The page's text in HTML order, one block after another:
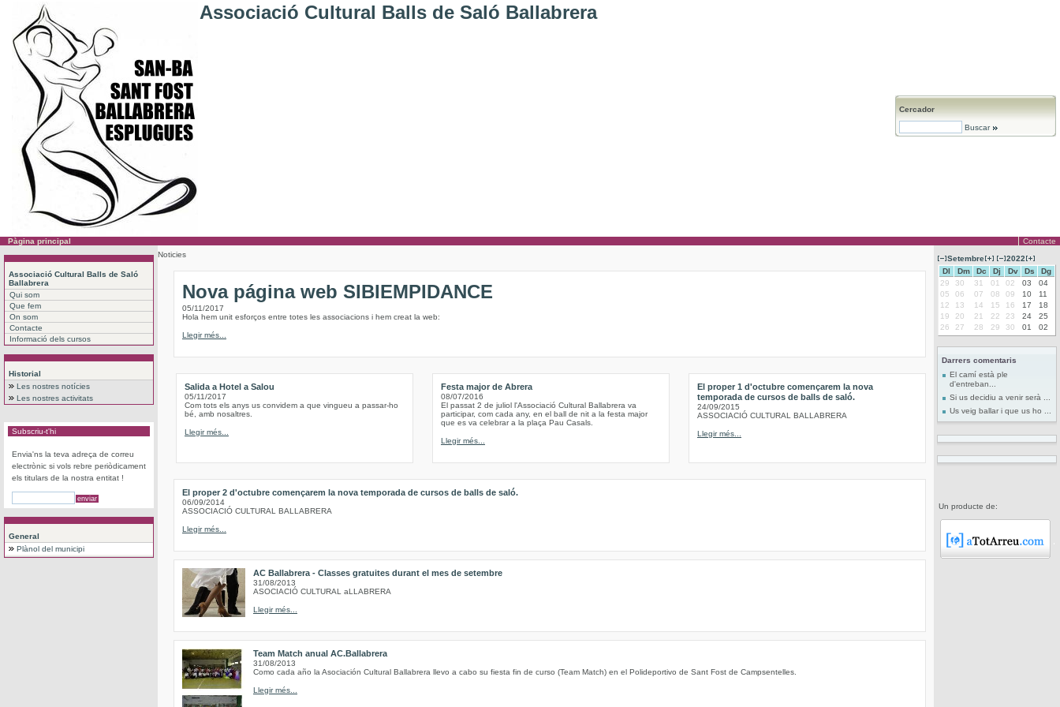
Associació Cultural Balls de Saló Ballabrera
Cercador
Buscar
Pàgina principal Contacte
Associació Cultural Balls de Saló
Ballabrera
Qui som
Que fem
On som
Contacte
Informació dels cursos
Historial
Les nostres notícies
Les nostres activitats
Subscriu-t'hi
Envia'ns la teva adreça de correu
electrònic si vols rebre periòdicament
els titulars de la nostra entitat !
General
Plànol del municipi
Noticies
Nova página web SIBIEMPIDANCE
05/11/2017
Hola hem unit esforços entre totes les associacions i hem creat la web:
Llegir més...
Salida a Hotel a Salou
05/11/2017
Com tots els anys us convidem a que vingueu a passar-ho
bé, amb nosaltres.
Llegir més...
Festa major de Abrera
08/07/2016
El passat 2 de juliol l'Associació Cultural Ballabrera va
participar, com cada any, en el ball de nit a la festa major
que es va celebrar a la plaça Pau Casals.
Llegir més...
El proper 1 d'octubre començarem la nova
temporada de cursos de balls de saló.
24/09/2015
ASSOCIACIÓ CULTURAL BALLABRERA
Llegir més...
El proper 2 d'octubre començarem la nova temporada de cursos de balls de saló.
06/09/2014
ASSOCIACIÓ CULTURAL BALLABRERA
Llegir més...
AC Ballabrera - Classes gratuites durant el mes de setembre
31/08/2013
ASOCIACIÓ CULTURAL aLLABRERA
Llegir més...
Team Match anual AC.Ballabrera
31/08/2013
Como cada año la Asociación Cultural Ballabrera llevo a cabo su fiesta fin de curso (Team Match) en el Polideportivo de Sant Fost de Campsentelles.
Llegir més...
Setembre
2022
Dl
Dm Dc Dj Dv Ds
Dg
29
30 31 01 02 03
04
05
06 07 08 09 10
11
12
13 14 15 16 17
18
19
20 21 22 23 24
25
26
27 28 29 30 01 02
Darrers comentaris
El camí està ple
d'entreban...
Si us decidiu a venir serà ...
Us veig ballar i que us ho ...
Un producte de: